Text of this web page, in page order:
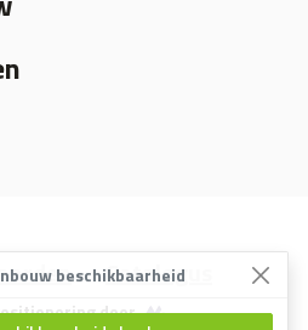
Catalogus
door
beschikbaarheid